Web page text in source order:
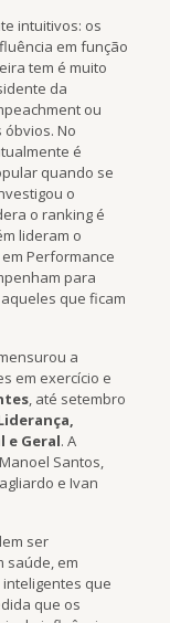
intuitivos: os
em função
tem é muito
da
ou
No
é
quando se
o
o ranking é
lideram o
Performance
para
que ficam
a
em exercício e
, até setembro
e Geral. A
Santos,
e Ivan
ser
saúde, em
inteligentes que
que os